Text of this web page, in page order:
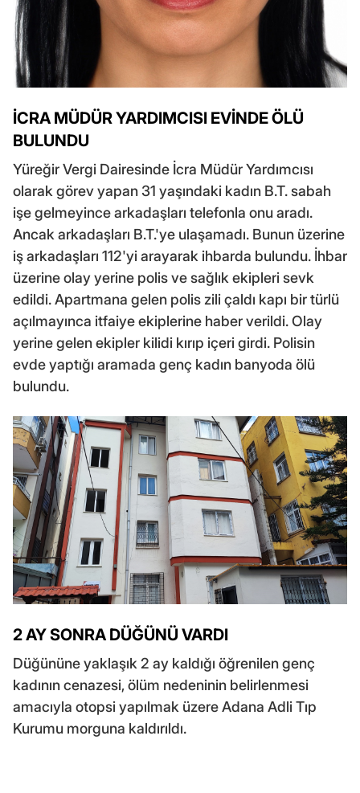
İCRA MÜDÜR YARDIMCISI EVİNDE ÖLÜ
BULUNDU
Yüreğir Vergi Dairesinde İcra Müdür Yardımcısı
olarak görev yapan 31 yaşındaki kadın B.T. sabah
işe gelmeyince arkadaşları telefonla onu aradı.
Ancak arkadaşları B.T.'ye ulaşamadı. Bunun üzerine
iş arkadaşları 112'yi arayarak ihbarda bulundu. İhbar
üzerine olay yerine polis ve sağlık ekipleri sevk
edildi. Apartmana gelen polis zili çaldı kapı bir türlü
açılmayınca itfaiye ekiplerine haber verildi. Olay
yerine gelen ekipler kilidi kırıp içeri girdi. Polisin
evde yaptığı aramada genç kadın banyoda ölü
bulundu.
2 AY SONRA DÜĞÜNÜ VARDI
Düğününe yaklaşık 2 ay kaldığı öğrenilen genç
kadının cenazesi, ölüm nedeninin belirlenmesi
amacıyla otopsi yapılmak üzere Adana Adli Tıp
Kurumu morguna kaldırıldı.